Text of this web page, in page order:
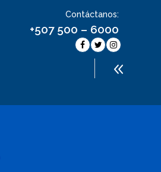
Contáctanos:
+507 500 – 6000